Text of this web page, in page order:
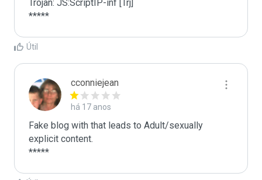
Trojan: JS:ScriptIP-inf [Trj]
*****
Útil
cconniejean
há 17 anos
Fake blog with that leads to Adult/sexually
explicit content.
*****